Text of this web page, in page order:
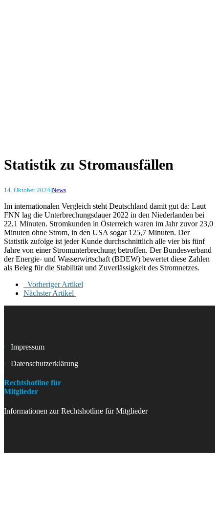
Statistik zu Stromausfällen
14. Oktober 2024|News
Im internationalen Vergleich steht Deutschland damit gut da: Laut
FNN lag die Unterbrechungsdauer 2022 in den Niederlanden bei
22,1 Minuten. Stromkunden in Österreich waren im Jahr zuvor 23,0
Minuten ohne Strom, in den USA sogar 125,7 Minuten. Der
Statistik zufolge ist jeder Kunde durchschnittlich alle vier bis fünf
Jahre von einer Stromunterbrechung betroffen. Der Bundesverband
der Energie- und Wasserwirtschaft (BDEW) bewertet diese Zahlen
als Beleg für die Stabilität und Zuverlässigkeit des Stromnetzes.
Vorheriger Artikel
Nächster Artikel
Impressum
Datenschutzerklärung
Rechtshotline für
Mitglieder
Informationen zur Rechtshotline für Mitglieder